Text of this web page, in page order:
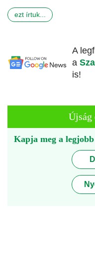
ezt írtuk...
A
a
is!
Újság
Kapja meg a